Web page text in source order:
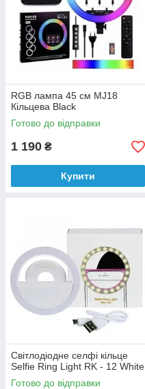
RGB лампа 45 см MJ18
Кільцева Black
Готово до відправки
1 190 ₴
Купити
Світлодіодне селфі кільце
Selfie Ring Light RK - 12 White
Готово до відправки